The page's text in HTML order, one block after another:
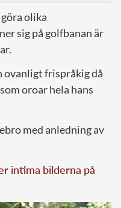
olika
sig på golfbanan är
ovanligt frispråkig då
oroar hela hans
med anledning av
intima bilderna på